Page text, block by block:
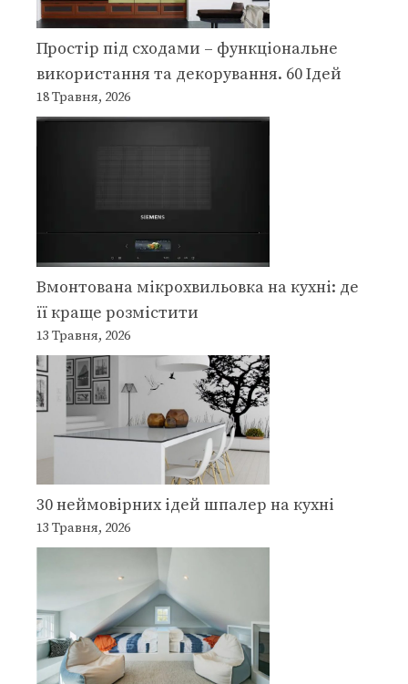
Простір під сходами – функціональне
використання та декорування. 60 Ідей
18 Травня, 2026
Вмонтована мікрохвильовка на кухні: де
її краще розмістити
13 Травня, 2026
30 неймовірних ідей шпалер на кухні
13 Травня, 2026